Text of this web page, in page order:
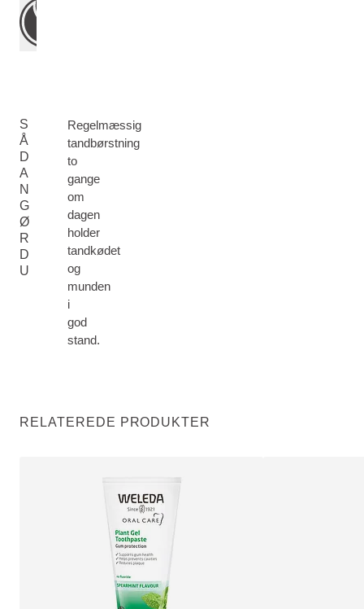
S
Å
D
A
N
G
Ø
R
D
U
Regelmæssig
tandbørstning
to
gange
om
dagen
holder
tandkødet
og
munden
i
god
stand.
RELATEREDE PRODUKTER